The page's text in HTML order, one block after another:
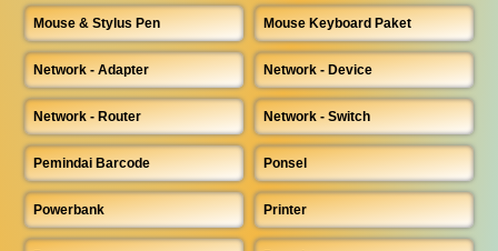
Mouse & Stylus Pen Mouse Keyboard Paket
Network - Adapter Network - Device
Network - Router Network - Switch
Pemindai Barcode Ponsel
Powerbank Printer